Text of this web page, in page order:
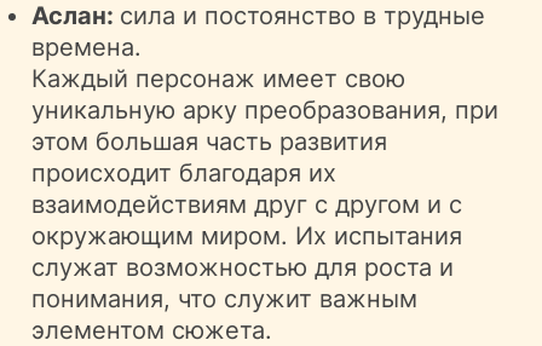
Аслан: сила и постоянство в трудные
времена.
Каждый персонаж имеет свою
уникальную арку преобразования, при
этом большая часть развития
происходит благодаря их
взаимодействиям друг с другом и с
окружающим миром. Их испытания
служат возможностью для роста и
понимания, что служит важным
элементом сюжета.